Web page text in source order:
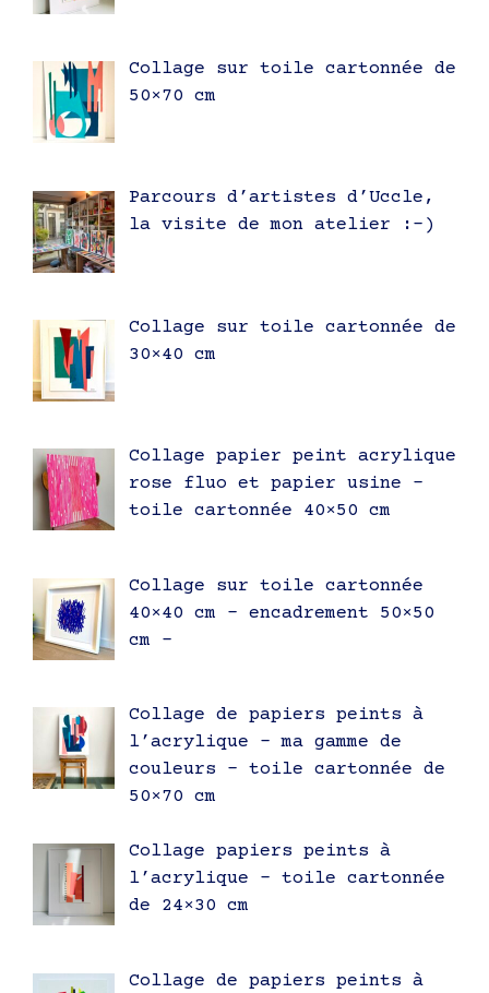
Collage sur toile cartonnée de
50×70 cm
Parcours d’artistes d’Uccle,
la visite de mon atelier :-)
Collage sur toile cartonnée de
30×40 cm
Collage papier peint acrylique
rose fluo et papier usine –
toile cartonnée 40×50 cm
Collage sur toile cartonnée
40×40 cm – encadrement 50×50
cm –
Collage de papiers peints à
l’acrylique – ma gamme de
couleurs – toile cartonnée de
50×70 cm
Collage papiers peints à
l’acrylique – toile cartonnée
de 24×30 cm
Collage de papiers peints à